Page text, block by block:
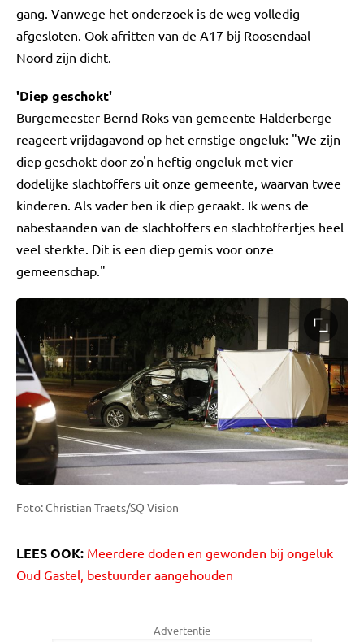
gang. Vanwege het onderzoek is de weg volledig
afgesloten. Ook afritten van de A17 bij Roosendaal-
Noord zijn dicht.
'Diep geschokt'
Burgemeester Bernd Roks van gemeente Halderberge
reageert vrijdagavond op het ernstige ongeluk: "We zijn
diep geschokt door zo'n heftig ongeluk met vier
dodelijke slachtoffers uit onze gemeente, waarvan twee
kinderen. Als vader ben ik diep geraakt. Ik wens de
nabestaanden van de slachtoffers en slachtoffertjes heel
veel sterkte. Dit is een diep gemis voor onze
gemeenschap."
Foto: Christian Traets/SQ Vision
LEES OOK: Meerdere doden en gewonden bij ongeluk
Oud Gastel, bestuurder aangehouden
Advertentie